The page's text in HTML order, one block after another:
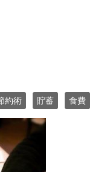
約術 貯蓄 食費